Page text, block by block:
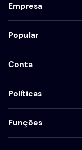
Empresa
Popular
Conta
Políticas
Funções